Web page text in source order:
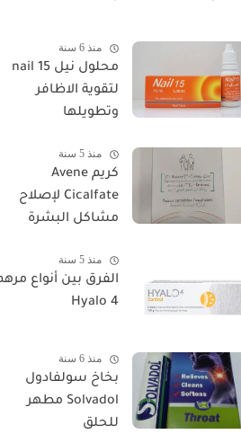
منذ 6 سنة
محلول نيل nail 15
لتقوية الاظافر
وتطويلها
منذ 5 سنة
كريم Avene
Cicalfate لإصلاح
مشاكل البشرة
منذ 5 سنة
الفرق بين أنواع
Hyalo 4
منذ 6 سنة
بخاخ سولفادول
Solvadol مطهر
للحلق